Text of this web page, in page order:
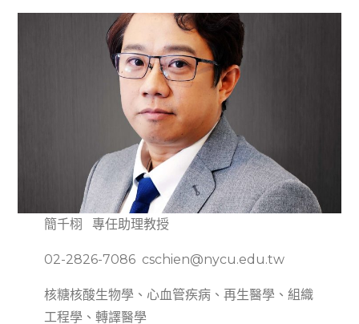
簡千栩 專任助理教授
02-2826-7086 cschien@nycu.edu.tw
核糖核酸生物學、心血管疾病、再生醫學、組織
工程學、轉譯醫學